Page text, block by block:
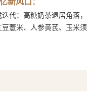
：高糖奶茶退居角落，
薏米、人参黄芪、玉米须